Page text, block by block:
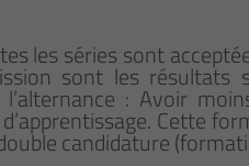
les séries sont
sont les résultats
: Avoir
Cette
candidature